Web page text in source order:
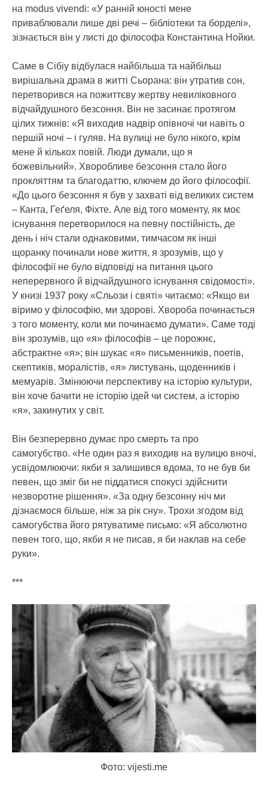
на modus vivendi: «У ранній юності мене
приваблювали лише дві речі – бібліотеки та борделі»,
зізнається він у листі до філософа Константина Нойки.
Саме в Сібіу відбулася найбільша та найбільш
вирішальна драма в житті Сьорана: він утратив сон,
перетворився на пожиттєву жертву невиліковного
відчайдушного безсоння. Він не засинає протягом
цілих тижнів: «Я виходив надвір опівночі чи навіть о
першій ночі – і гуляв. На вулиці не було нікого, крім
мене й кількох повій. Люди думали, що я
божевільний». Хворобливе безсоння стало його
прокляттям та благодаттю, ключем до його філософії.
«До цього безсоння я був у захваті від великих систем
– Канта, Геґеля, Фіхте. Але від того моменту, як моє
існування перетворилося на певну постійність, де
день і ніч стали однаковими, тимчасом як інші
щоранку починали нове життя, я зрозумів, що у
філософії не було відповіді на питання цього
неперервного й відчайдушного існування свідомості».
У книзі 1937 року «Сльози і святі» читаємо: «Якщо ви
віримо у філософію, ми здорові. Хвороба починається
з того моменту, коли ми починаємо думати». Саме тоді
він зрозумів, що «я» філософів – це порожнє,
абстрактне «я»; він шукає «я» письменників, поетів,
скептиків, моралістів, «я» листувань, щоденників і
мемуарів. Змінюючи перспективу на історію культури,
він хоче бачити не історію ідей чи систем, а історію
«я», закинутих у світ.
Він безперервно думає про смерть та про
самогубство. «Не один раз я виходив на вулицю вночі,
усвідомлюючи: якби я залишився вдома, то не був би
певен, що зміг би не піддатися спокусі здійснити
незворотне рішення». «За одну безсонну ніч ми
дізнаємося більше, ніж за рік сну». Трохи згодом від
самогубства його рятуватиме письмо: «Я абсолютно
певен того, що, якби я не писав, я би наклав на себе
руки».
***
Фото: vijesti.me